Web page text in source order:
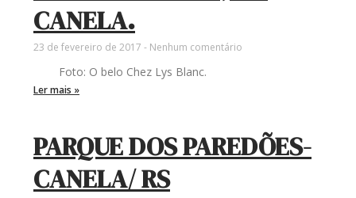
CANELA.
23 de fevereiro de 2017 Nenhum comentário
Foto: O belo Chez Lys Blanc.
Ler mais »
PARQUE DOS PAREDÕES-
CANELA/ RS